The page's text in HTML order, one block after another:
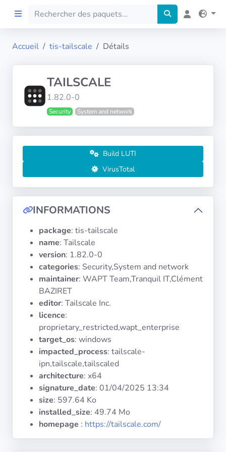
Preprod
Architectures
Systèmes
d'exploitation
Catégories
Licences
Documentation
Tranquil IT
Accueil tis-tailscale Détails
TAILSCALE
1.82.0-0
Security System and network
Build LUTI
VirusTotal
INFORMATIONS
package: tis-tailscale
name: Tailscale
version: 1.82.0-0
categories: Security,System and network
maintainer: WAPT Team,Tranquil IT,Clément
BAZIRET
editor: Tailscale Inc.
licence:
proprietary_restricted,wapt_enterprise
target_os: windows
impacted_process: tailscale-
ipn,tailscale,tailscaled
architecture: x64
signature_date: 01/04/2025 13:34
size: 597.64 Ko
installed_size: 49.74 Mo
homepage : https://tailscale.com/